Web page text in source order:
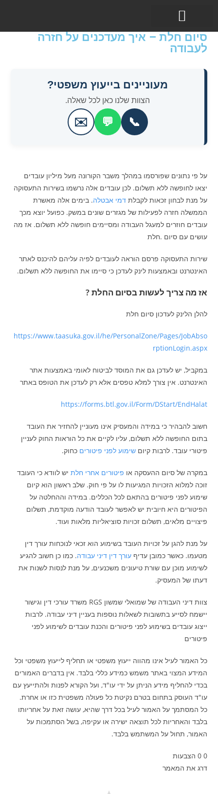
סיום חלת – איך מעדכנים על חזרה
לעבודה
מעוניינים בייעוץ משפטי?
הצוות שלנו כאן לכל שאלה.
📞
💬
✉️
על פי נתונים שפורסמו במהלך משבר הקורונה מעל מיליון עובדים
יצאו לחופשה ללא תשלום. לכן עובדים אלה נרשמו בשירות התעסוקה
על מנת לבחון זכאות לקבלתדמי אבטלה. בימים אלה מאשרת
הממשלה חזרה לפעילות של מגזרים שונים במשק. כפועל יוצא מכך
עובדים חוזרים למעגל העבודה ומסיימים חופשה ללא תשלום. אז מה
עושים עם סיום .חלת
שירות התעסוקה פרסם הוראה לעובדים לפיה עליהם להיכנס לאתר
האינטרנט ובאמצעות לינק לעדכן כי סיימו את החופשה ללא תשלום.
אז מה צריך לעשות בסיום החלת ?
להלן הלינק לעדכון סיום חלת
https://www.taasuka.gov.il/he/PersonalZone/Pages/JobAbso
rptionLogin.aspx
במקביל, יש לעדכן גם את המוסד לביטוח לאומי באמצעות אתר
האינטרנט. אין צורך למלא טפסים אלא רק לעדכן את הטופס באתר
https://forms.btl.gov.il/Form/DStart/EndHalat
חשוב להבהיר כי במידה והמעסיק אינו מעוניין להחזיר את העובד
בתום החופשה ללא תשלום, עליו לקיים את כל הוראות החוק לעניין
פיטורי עובד. לרבות קיוםשימוע לפני פיטורים כחוק.
במקרה של סיום ההעסקה או פיטורים אחרי חלת יש לוודא כי העובד
זוכה למלוא הזכויות המגיעות לו על פי חוק. שלב ראשון הוא קיום
שימוע לפני פיטורים בהתאם לכל הכללים. במידה וההחלטה על
הפיטורים היא חיובית יש לאפשר לעובד הודעה מוקדמת, תשלום
פיצויים מלאים, תשלום זכויות סוציאליות מלאות ועוד.
על מנת להגן על זכויות העובד בשימוע הוא זכאי לנוכחות עורך דין
מטעמו. כאשר כמובן עדיףעורך דין דיני עבודה. כמו כן חשוב להגיע
לשימוע מוכן עם שורת טיעונים משכנעים, על מנת לנסות לשנות את
דעתו של המעסיק.
צוות דיני העבודה של שמואלי שמשון RGS משרד עורכי דין וגישור
יישמח לסייע בתשובות לשאלות נוספות בעניין דיני עבודה. לרבות
ייצוג עובדים בשימוע לפני פיטורים והכנת עובדים לשימוע לפני
פיטורים
כל האמור לעיל אינו מהווה ייעוץ משפטי או תחליף לייעוץ משפטי וכל
המידע המצוי באתר משמש כמידע כללי בלבד. אין בדברים האמורים
בכדי להחליף מידע הניתן על ידי עו"ד, ועל הקורא לפנות ולהתייעץ עם
עו"ד העוסק בתחום בטרם נקיטת כל פעולה משפטית כזו או אחרת.
כל המסתמך על האמור לעיל בכל דרך שהיא, עושה זאת על אחריותו
בלבד והאחריות לכל תוצאה ישירה או עקיפה, בשל הסתמכות על
האמור, תחול על המשתמש בלבד.
0
0 הצבעות
דרג את המאמר